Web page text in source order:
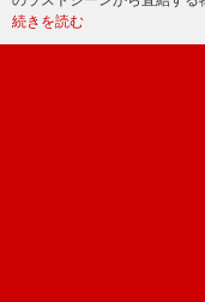
続きを読む